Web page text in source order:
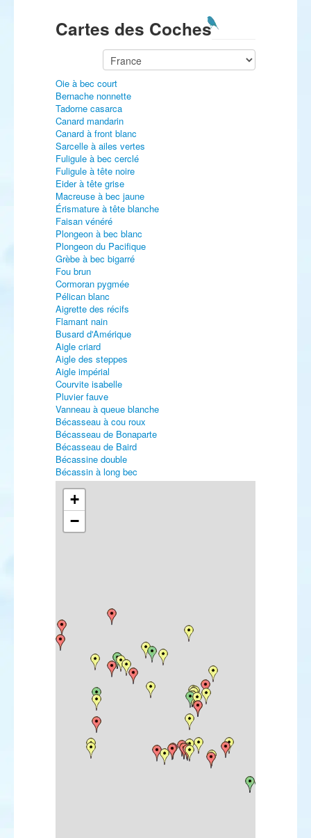
Cartes des Coches
Oie à bec court
Bernache nonnette
Tadorne casarca
Canard mandarin
Canard à front blanc
Sarcelle à ailes vertes
Fuligule à bec cerclé
Fuligule à tête noire
Eider à tête grise
Macreuse à bec jaune
Érismature à tête blanche
Faisan vénéré
Plongeon à bec blanc
Plongeon du Pacifique
Grèbe à bec bigarré
Fou brun
Cormoran pygmée
Pélican blanc
Aigrette des récifs
Flamant nain
Busard d'Amérique
Aigle criard
Aigle des steppes
Aigle impérial
Courvite isabelle
Pluvier fauve
Vanneau à queue blanche
Bécasseau à cou roux
Bécasseau de Bonaparte
Bécasseau de Baird
Bécassine double
Bécassin à long bec
Courlis hudsonien
Chevalier à pattes jaunes
Chevalier de Sibérie
Phalarope de Wilson
Mouette atricille
Engoulevent à collier roux
Martinet cafre
Martin-pêcheur d'Amérique
Alouette « de type » pispolette
Alouette haussecol
Pipit de Godlewski
Pipit à dos olive
Pipit farlousane
Rougequeue de Moussier
Tarier de Sibérie
Traquet noir et blanc
Traquet du désert
Rousserolle des buissons
+
−